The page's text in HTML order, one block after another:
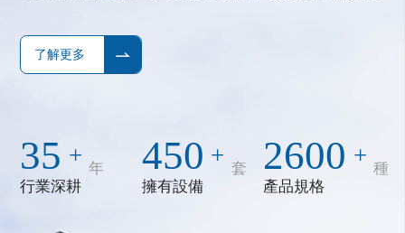
了解更多
35 + 年
行業深耕
450 + 套
擁有設備
2600 + 種
產品規格